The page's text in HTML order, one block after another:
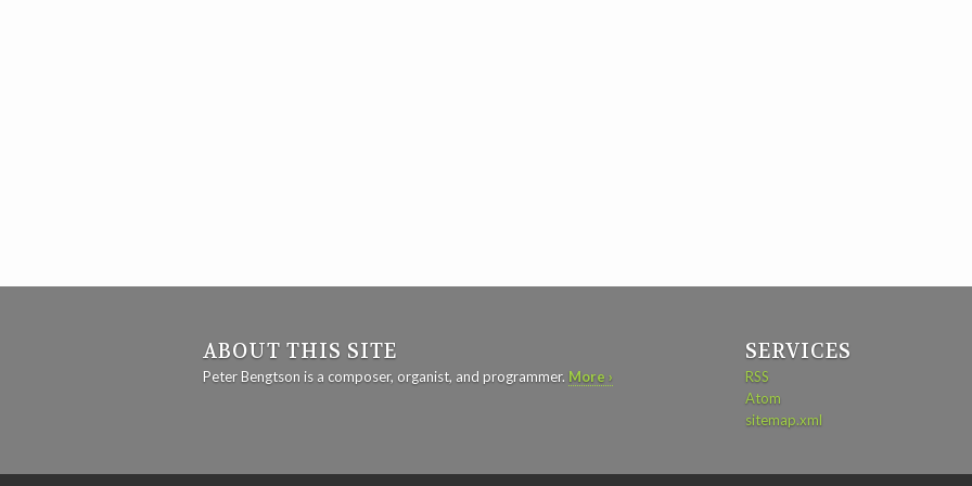
ABOUT THIS SITE
Peter Bengtson is a composer, organist, and programmer. More ›
SERVICES
RSS
Atom
sitemap.xml